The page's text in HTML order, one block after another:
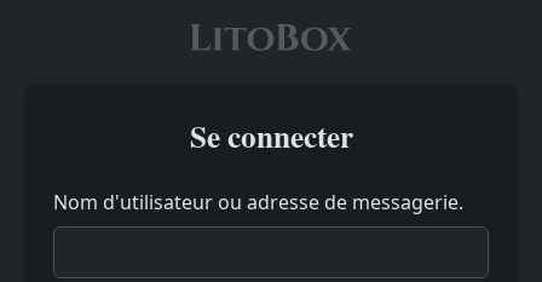
Se connecter
Nom d'utilisateur ou adresse de messagerie.